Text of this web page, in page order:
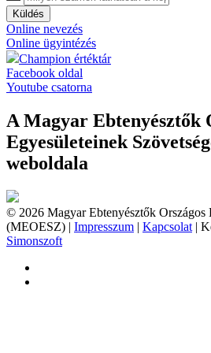
Küldés
Online nevezés
Online ügyintézés
Champion értéktár
Facebook oldal
Youtube csatorna
A Magyar Ebtenyésztők
Egyesületeinek
weboldala
© 2026 Magyar Ebtenyésztők Országos
(MEOESZ) | Impresszum | Kapcsolat |
Simonszoft